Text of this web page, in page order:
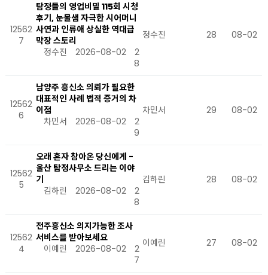
12562
7
탐정들의 영업비밀 115회 시청
후기, 눈물샘 자극한 시어머니
사연과 인류애 상실한 역대급
막장 스토리
정수진
2026-08-02
2
8
정수진 28 08-02
12562
6
남양주 흥신소 의뢰가 필요한
대표적인 사례 법적 증거의 차
이점
차민서
2026-08-02
2
9
차민서 29 08-02
12562
5
오래 혼자 참아온 당신에게 -
울산 탐정사무소 드리는 이야
기
김하린
2026-08-02
2
8
김하린 28 08-02
12562
4
전주흥신소 의지가능한 조사
서비스를 받아보세요
이예린
2026-08-02
2
7
이예린 27 08-02